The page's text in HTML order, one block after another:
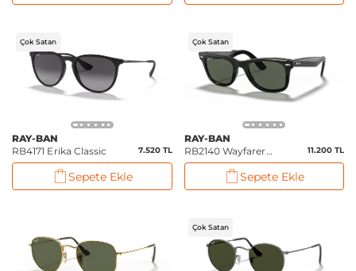
Çok Satan
RAY-BAN
RB4171 Erika Classic
7.520 TL
Sepete Ekle
Çok Satan
RAY-BAN
RB2140 Wayfarer
(Polarize)
11.200 TL
Sepete Ekle
Çok Satan